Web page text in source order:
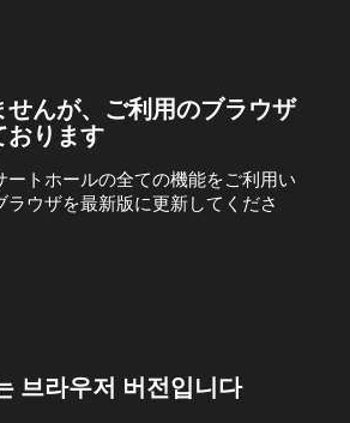
せんが、ご利用のブラウザ
おります
ートホールの全ての機能をご利用い
ラウザを最新版に更新してくださ
브라우저 버전입니다